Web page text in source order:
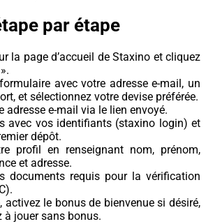
par étape
la page d’accueil de Staxino et cliquez
avec votre adresse e-mail, un
et sélectionnez votre devise préférée.
adresse e-mail via le lien envoyé.
avec vos identifiants (staxino login) et
dépôt.
profil en renseignant nom, prénom,
et adresse.
documents requis pour la vérification
activez le bonus de bienvenue si désiré,
à jouer sans bonus.